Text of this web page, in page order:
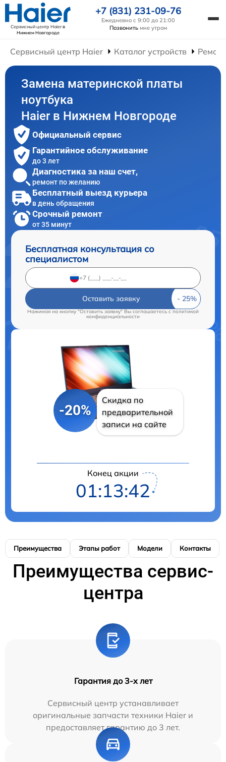
Сервисный центр Haierв
Нижнем Новгороде
+7 (831) 231-09-76
Ежедневно с 9:00 до 21:00
Позвонить мне утром
Сервисный центр Haier Каталог устройств
Замена материнской платы
ноутбука
Haier в Нижнем Новгороде
Официальный сервис
Гарантийное обслуживание
до 3 лет
Диагностика за наш счет,
ремонт по желанию
Бесплатный выезд курьера
в день обращения
Срочный ремонт
от 35 минут
Бесплатная консультация со
специалистом
Оставить заявку
Нажимая на кнопку "Оставить заявку" Вы соглашаетесь cполитикой
конфиденциальности
-20%
Скидка по
предварительной
записи на сайте
Конец акции
01:13:41
Преимущества Этапы работ Модели Контакты
Преимущества сервис-
центра
Гарантия до 3-х лет
Сервисный центр устанавливает
оригинальные запчасти техники Haier и
предоставляет гарантию до 3 лет.